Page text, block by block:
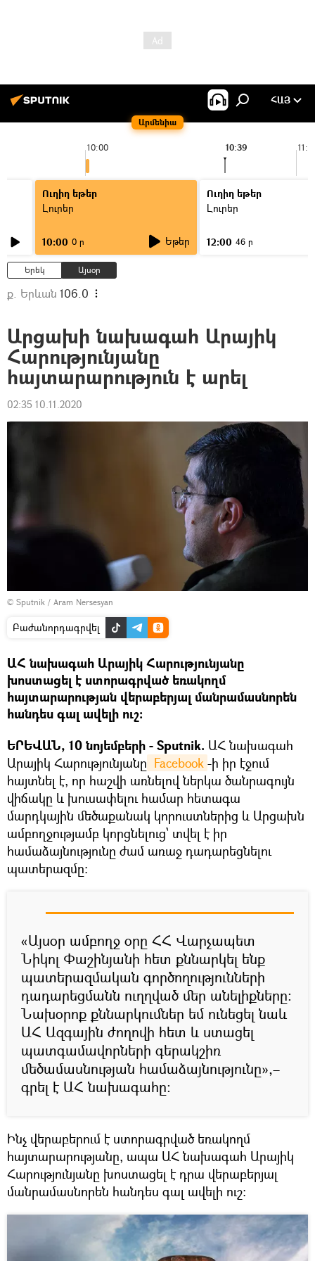
Արմենիա
ՀԱՅ
10:00 10:39
Ուղիղ եթեր
Լուրեր
10:00 0 ր Եթեր
Ուղիղ եթեր
Լուրեր
12:00 46 ր
Երեկ Այսօր
ք. Երևան 106.0
Արցախի նախագահ Արայիկ
Հարությունյանը
հայտարարություն է արել
02:35 10.11.2020
© Sputnik / Aram Nersesyan
Բաժանորդագրվել
ԱՀ նախագահ Արայիկ Հարությունյանը
խոստացել է ստորագրված եռակողմ
հայտարարության վերաբերյալ մանրամասնորեն
հանդես գալ ավելի ուշ:
ԵՐԵՎԱՆ, 10 նոյեմբերի - Sputnik. ԱՀ նախագահ
Արայիկ Հարությունյանը Facebook -ի իր էջում
հայտնել է, որ հաշվի առնելով ներկա ծանրագույն
վիճակը և խուսափելու համար հետագա
մարդկային մեծաքանակ կորուստներից և Արցախն
ամբողջությամբ կորցնելուց՝ տվել է իր
համաձայնությունը ժամ առաջ դադարեցնելու
պատերազմը:
«Այսօր ամբողջ օրը ՀՀ Վարչապետ
Նիկոլ Փաշինյանի հետ քննարկել ենք
պատերազմական գործողությունների
դադարեցմանն ուղղված մեր անելիքները:
Նախօրոք քննարկումներ եմ ունեցել նաև
ԱՀ Ազգային ժողովի հետ և ստացել
պատգամավորների գերակշիռ
մեծամասնության համաձայնությունը»,–
գրել է ԱՀ նախագահը:
Ինչ վերաբերում է ստորագրված եռակողմ
հայտարարությանը, ապա ԱՀ նախագահ Արայիկ
Հարությունյանը խոստացել է դրա վերաբերյալ
մանրամասնորեն հանդես գալ ավելի ուշ: